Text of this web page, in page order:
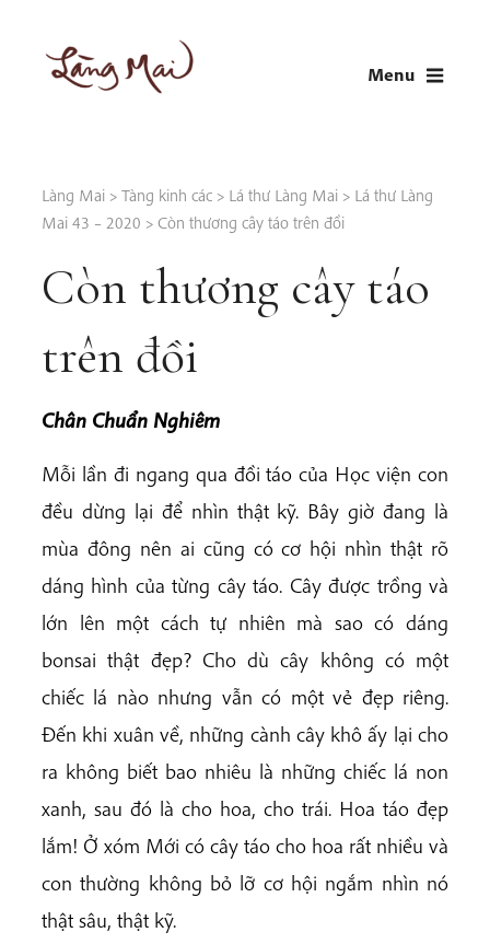
content
Menu
Làng Mai > Tàng kinh các > Lá thư Làng Mai > Lá thư Làng
Mai 43 – 2020 > Còn thương cây táo trên đồi
Còn thương cây táo
trên đồi
Chân Chuẩn Nghiêm
Mỗi lần đi ngang qua đồi táo của Học viện con
đều dừng lại để nhìn thật kỹ. Bây giờ đang là
mùa đông nên ai cũng có cơ hội nhìn thật rõ
dáng hình của từng cây táo. Cây được trồng và
lớn lên một cách tự nhiên mà sao có dáng
bonsai thật đẹp? Cho dù cây không có một
chiếc lá nào nhưng vẫn có một vẻ đẹp riêng.
Đến khi xuân về, những cành cây khô ấy lại cho
ra không biết bao nhiêu là những chiếc lá non
xanh, sau đó là cho hoa, cho trái. Hoa táo đẹp
lắm! Ở xóm Mới có cây táo cho hoa rất nhiều và
con thường không bỏ lỡ cơ hội ngắm nhìn nó
thật sâu, thật kỹ.